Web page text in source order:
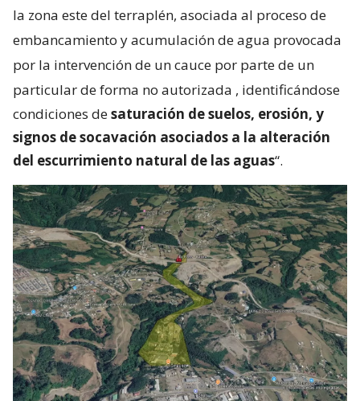
la zona este del terraplén, asociada al proceso de
embancamiento y acumulación de agua provocada
por la intervención de un cauce por parte de un
particular de forma no autorizada , identificándose
condiciones desaturación de suelos, erosión, y
signos de socavación asociados a la alteración
del escurrimiento natural de las aguas“.